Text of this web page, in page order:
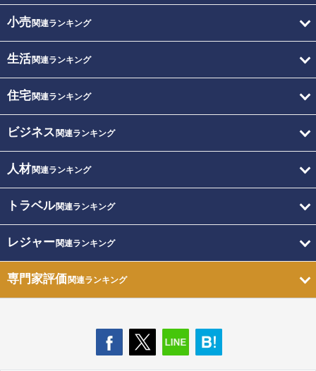
小売関連ランキング
生活関連ランキング
住宅関連ランキング
ビジネス 関連ランキング
人材関連ランキング
トラベル関連ランキング
レジャー関連ランキング
専門家評価関連ランキング